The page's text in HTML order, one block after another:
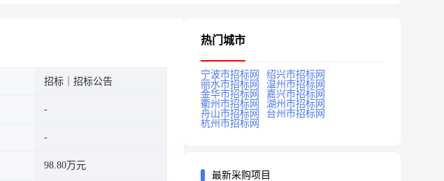
招标｜招标公告
98.80万元
热门城市
宁波市招标网
绍兴市招标网
丽水市招标网
温州市招标网
金华市招标网
嘉兴市招标网
衢州市招标网
湖州市招标网
舟山市招标网
台州市招标网
杭州市招标网
最新采购项目